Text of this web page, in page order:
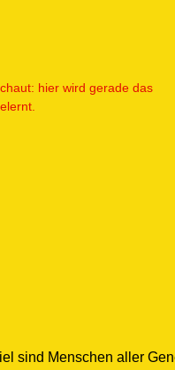
sind Menschen aller